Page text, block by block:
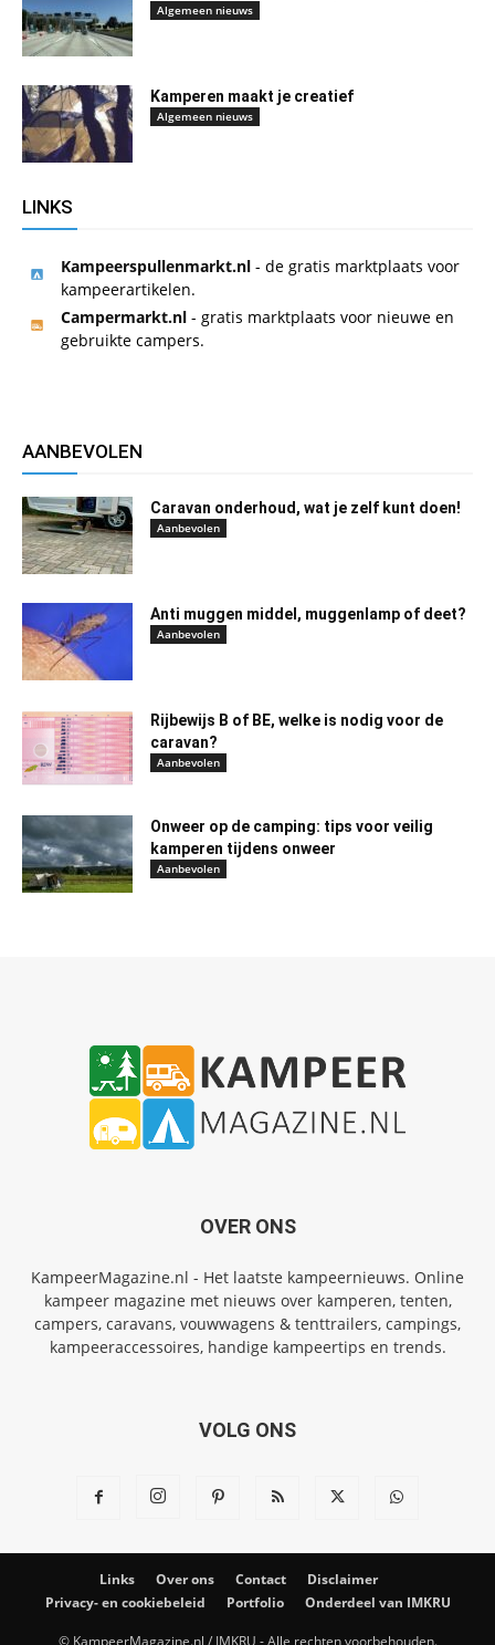
Algemeen nieuws
Kamperen maakt je creatief
Algemeen nieuws
LINKS
Kampeerspullenmarkt.nl - de gratis marktplaats voor
kampeerartikelen.
Campermarkt.nl - gratis marktplaats voor nieuwe en
gebruikte campers.
AANBEVOLEN
Caravan onderhoud, wat je zelf kunt doen!
Aanbevolen
Anti muggen middel, muggenlamp of deet?
Aanbevolen
Rijbewijs B of BE, welke is nodig voor de
caravan?
Aanbevolen
Onweer op de camping: tips voor veilig
kamperen tijdens onweer
Aanbevolen
OVER ONS
KampeerMagazine.nl - Het laatste kampeernieuws. Online
kampeer magazine met nieuws over kamperen, tenten,
campers, caravans, vouwwagens & tenttrailers, campings,
kampeeraccessoires, handige kampeertips en trends.
VOLG ONS
Links Over ons Contact
Disclaimer
Privacy- en cookiebeleid
Portfolio Onderdeel van IMKRU